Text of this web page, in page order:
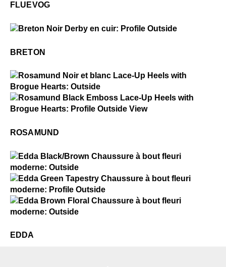
FLUEVOG
BRETON
Rosamund
ROSAMUND
Edda
Edda
EDDA